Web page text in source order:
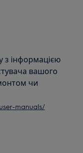
з інформацією
вашого
чи
manuals/